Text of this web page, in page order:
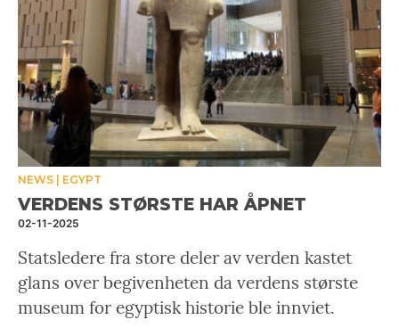
NEWS EGYPT
VERDENS STØRSTE HAR ÅPNET
02-11-2025
Statsledere fra store deler av verden kastet
glans over begivenheten da verdens største
museum for egyptisk historie ble innviet.